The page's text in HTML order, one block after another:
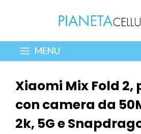
contenuto
MENU
Xiaomi Mix Fold 2,
con camera da
2k, 5G e